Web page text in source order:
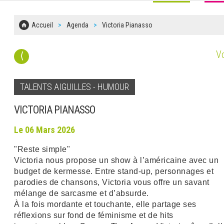
Accueil Agenda Victoria Pianasso
⟨
TALENTS AIGUILLES - HUMOUR
VICTORIA PIANASSO
Le 06 Mars 2026
"Reste simple"
Victoria nous propose un show à l’américaine avec un
budget de kermesse. Entre stand-up, personnages et
parodies de chansons, Victoria vous offre un savant
mélange de sarcasme et d’absurde.
À la fois mordante et touchante, elle partage ses
réflexions sur fond de féminisme et de hits